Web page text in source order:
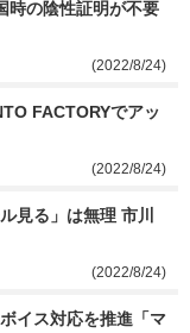
時の陰性証明が不要
(2022/8/24)
FACTORYでアッ
(2022/8/24)
見る」は無理 市川
(2022/8/24)
イス対応を推進「マ